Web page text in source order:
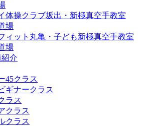
体操クラブ坂出・新極真空手教室
場
ィット丸亀・子ども新極真空手教室
場
介
45クラス
ギナークラス
ラス
クラス
クラス